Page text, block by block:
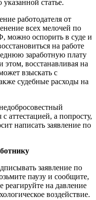
статье.
работодателя от
всех мелочей по
можно оспорить в суде и
на работе
заработную плату
этом, восстанавливая на
взыскать с
судебные расходы на
с аттестацией, а попросту,
написать заявление по
заявление по
паузу и сообщите,
реагируйте на давление
воздействие.